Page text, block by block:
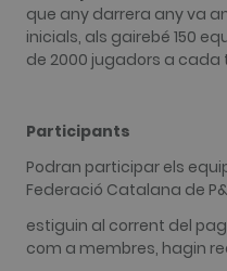
que any darrera any va
inicials, als gairebé 150
de 2000 jugadors a
Participants
Podran participar els
Federació Catalana de
estiguin al corrent del
com a membres, hagin
Les cookies
els visitants utilitzen
cookies no es
directament a cert